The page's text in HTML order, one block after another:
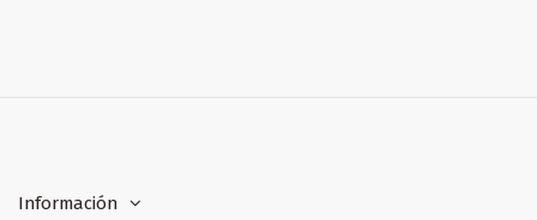
Información